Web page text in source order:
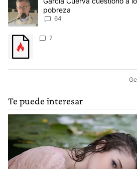
pobreza
64
Un artículo de tendencia con el título ""
7